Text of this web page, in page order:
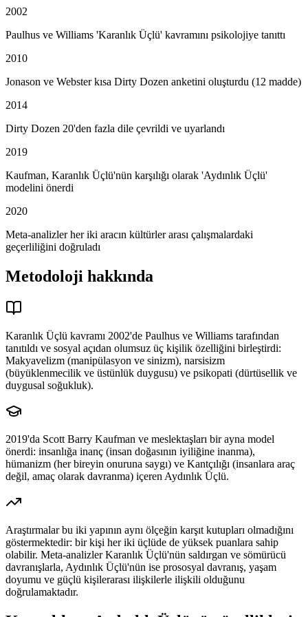
2002
Paulhus ve Williams 'Karanlık Üçlü' kavramını psikolojiye tanıttı
2010
Jonason ve Webster kısa Dirty Dozen anketini oluşturdu (12 madde)
2014
Dirty Dozen 20'den fazla dile çevrildi ve uyarlandı
2019
Kaufman, Karanlık Üçlü'nün karşılığı olarak 'Aydınlık Üçlü'
modelini önerdi
2020
Meta-analizler her iki aracın kültürler arası çalışmalardaki
geçerliliğini doğruladı
Metodoloji hakkında
Karanlık Üçlü kavramı 2002'de Paulhus ve Williams tarafından
tanıtıldı ve sosyal açıdan olumsuz üç kişilik özelliğini birleştirdi:
Makyavelizm (manipülasyon ve sinizm), narsisizm
(büyüklenmecilik ve üstünlük duygusu) ve psikopati (dürtüsellik ve
duygusal soğukluk).
2019'da Scott Barry Kaufman ve meslektaşları bir ayna model
önerdi: insanlığa inanç (insan doğasının iyiliğine inanma),
hümanizm (her bireyin onuruna saygı) ve Kantçılığı (insanlara araç
değil, amaç olarak davranma) içeren Aydınlık Üçlü.
Araştırmalar bu iki yapının aynı ölçeğin karşıt kutupları olmadığını
göstermektedir: bir kişi her iki üçlüde de yüksek puanlara sahip
olabilir. Meta-analizler Karanlık Üçlü'nün saldırgan ve sömürücü
davranışlarla, Aydınlık Üçlü'nün ise prososyal davranış, yaşam
doyumu ve güçlü kişilerarası ilişkilerle ilişkili olduğunu
doğrulamaktadır.